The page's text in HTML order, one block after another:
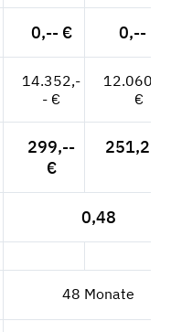
0,-- € 0,-- €
14.352,-
- €
12.060,50
€
299,--
€
251,26 €
0,48
48 Monate